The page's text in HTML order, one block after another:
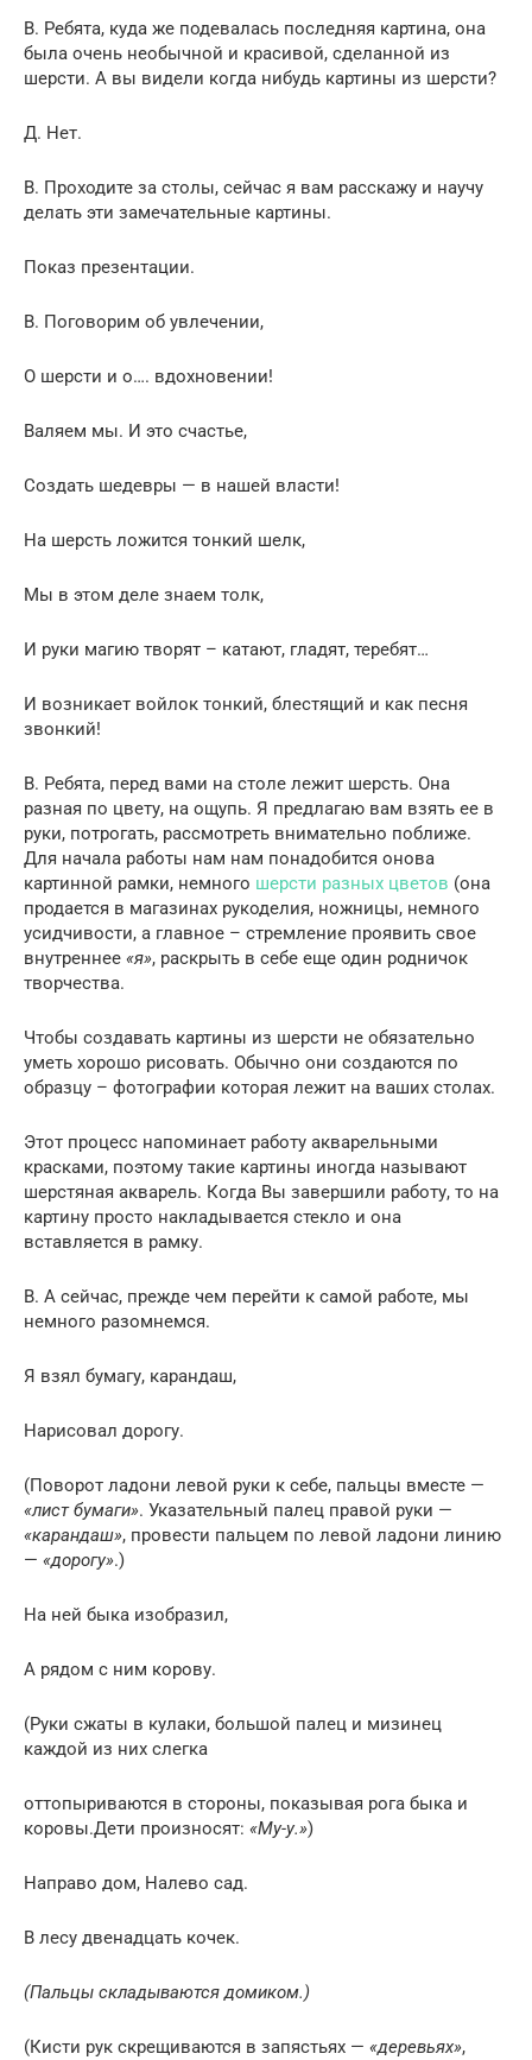
В. Ребята, куда же подевалась последняя картина, она
была очень необычной и красивой, сделанной из
шерсти. А вы видели когда нибудь картины из шерсти?
Д. Нет.
В. Проходите за столы, сейчас я вам расскажу и научу
делать эти замечательные картины.
Показ презентации.
В. Поговорим об увлечении,
О шерсти и о…. вдохновении!
Валяем мы. И это счастье,
Создать шедевры — в нашей власти!
На шерсть ложится тонкий шелк,
Мы в этом деле знаем толк,
И руки магию творят – катают, гладят, теребят…
И возникает войлок тонкий, блестящий и как песня
звонкий!
В. Ребята, перед вами на столе лежит шерсть. Она
разная по цвету, на ощупь. Я предлагаю вам взять ее в
руки, потрогать, рассмотреть внимательно поближе.
Для начала работы нам нам понадобится онова
картинной рамки, немного шерсти разных цветов (она
продается в магазинах рукоделия, ножницы, немного
усидчивости, а главное – стремление проявить свое
внутреннее «я», раскрыть в себе еще один родничок
творчества.
Чтобы создавать картины из шерсти не обязательно
уметь хорошо рисовать. Обычно они создаются по
образцу – фотографии которая лежит на ваших столах.
Этот процесс напоминает работу акварельными
красками, поэтому такие картины иногда называют
шерстяная акварель. Когда Вы завершили работу, то на
картину просто накладывается стекло и она
вставляется в рамку.
В. А сейчас, прежде чем перейти к самой работе, мы
немного разомнемся.
Я взял бумагу, карандаш,
Нарисовал дорогу.
(Поворот ладони левой руки к себе, пальцы вместе —
«лист бумаги». Указательный палец правой руки —
«карандаш», провести пальцем по левой ладони линию
— «дорогу».)
На ней быка изобразил,
А рядом с ним корову.
(Руки сжаты в кулаки, большой палец и мизинец
каждой из них слегка
оттопыриваются в стороны, показывая рога быка и
коровы.Дети произносят: «My-у.»)
Направо дом, Налево сад.
В лесу двенадцать кочек.
(Пальцы складываются домиком.)
(Кисти рук скрещиваются в запястьях — «деревьях»,